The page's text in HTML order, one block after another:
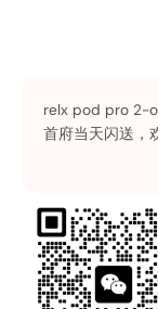
relx pod pro 2-
首府当天闪送，